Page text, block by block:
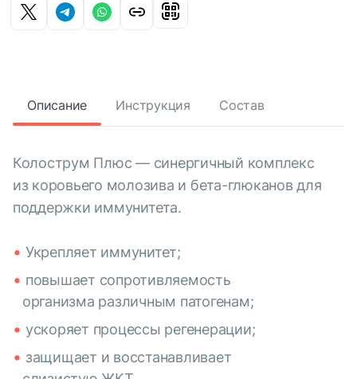
Описание Инструкция Состав
Колострум Плюс — синергичный комплекс
из коровьего молозива и бета-глюканов для
поддержки иммунитета.
Укрепляет иммунитет;
повышает сопротивляемость
организма различным патогенам;
ускоряет процессы регенерации;
защищает и восстанавливает